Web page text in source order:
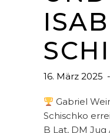
16. März 2025
Gabriel
Schischko
B Lat, DM Jug